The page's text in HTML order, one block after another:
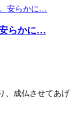
らかに…
、成仏させてあげ